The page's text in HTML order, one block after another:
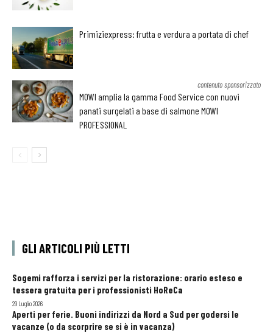
Primiziexpress: frutta e verdura a portata di chef
contenuto sponsorizzato
MOWI amplia la gamma Food Service con nuovi
panati surgelati a base di salmone MOWI
PROFESSIONAL
GLI ARTICOLI PIÙ LETTI
Sogemi rafforza i servizi per la ristorazione: orario esteso e
tessera gratuita per i professionisti HoReCa
29 Luglio 2026
Aperti per ferie. Buoni indirizzi da Nord a Sud per godersi le
vacanze (o da scorprire se si è in vacanza)